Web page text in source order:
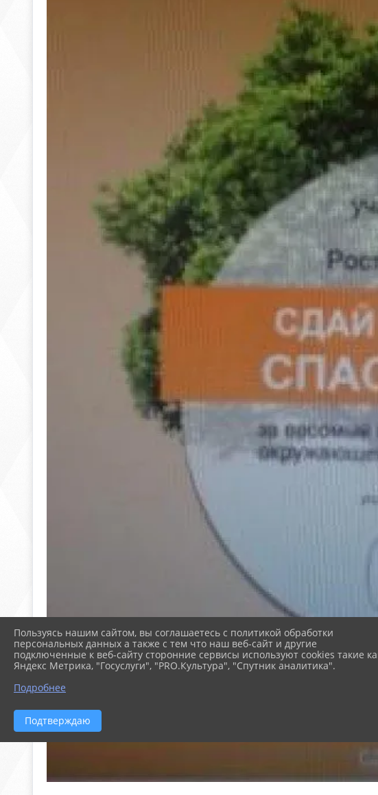
Пользуясь нашим сайтом, вы соглашаетесь с политикой обработки
персональных данных а также с тем что наш веб-сайт и другие
подключенные к веб-сайту сторонние сервисы используют cookies такие
Яндекс Метрика, "Госуслуги", "PRO.Культура", "Спутник аналитика".
Подробнее
Подтверждаю